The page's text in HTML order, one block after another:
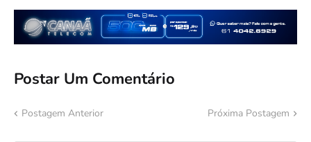
Postar Um Comentário
Postagem Anterior Próxima Postagem